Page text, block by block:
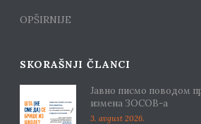
OPŠIRNIJE
SKORAŠNJI ČLANCI
Јавно писмо поводом
измена ЗОСОВ-а
3. avgust 2026.